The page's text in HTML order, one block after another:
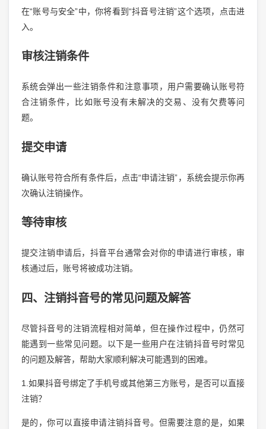
在“账号与安全”中，你将看到“抖音号注销”这个选项，点击进
入。
审核注销条件
系统会弹出一些注销条件和注意事项，用户需要确认账号符
合注销条件，比如账号没有未解决的交易、没有欠费等问
题。
提交申请
确认账号符合所有条件后，点击“申请注销”，系统会提示你再
次确认注销操作。
等待审核
提交注销申请后，抖音平台通常会对你的申请进行审核，审
核通过后，账号将被成功注销。
四、注销抖音号的常见问题及解答
尽管抖音号的注销流程相对简单，但在操作过程中，仍然可
能遇到一些常见问题。以下是一些用户在注销抖音号时常见
的问题及解答，帮助大家顺利解决可能遇到的困难。
1.如果抖音号绑定了手机号或其他第三方账号，是否可以直接
注销？
是的，你可以直接申请注销抖音号。但需要注意的是，如果